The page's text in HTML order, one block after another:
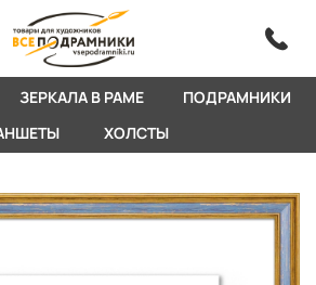
ЗЕРКАЛА В РАМЕ
ПОДРАМНИКИ
ХОЛСТЫ